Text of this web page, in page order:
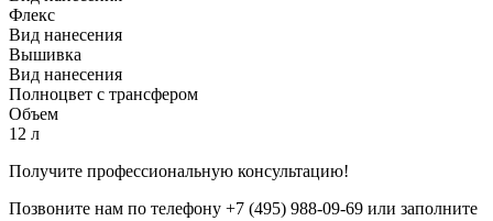
Флекс
Вид нанесения
Вышивка
Вид нанесения
Полноцвет с трансфером
Объем
12 л
Получите профессиональную консультацию!
Позвоните нам по телефону +7 (495) 988-09-69 или заполните